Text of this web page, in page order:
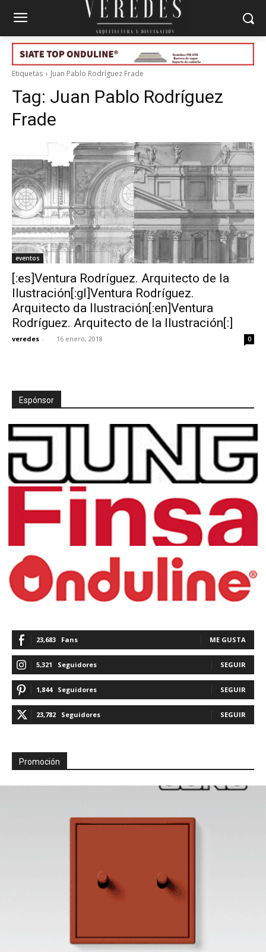
Etiquetas Juan Pablo Rodríguez Frade
Tag: Juan Pablo Rodríguez
Frade
eventos
[:es]Ventura Rodríguez. Arquitecto de la
Ilustración[:gl]Ventura Rodríguez.
Arquitecto da Ilustración[:en]Ventura
Rodríguez. Arquitecto de la Ilustración[:]
veredes - 16 enero, 2018 0
Espónsor
23,683 Fans ME GUSTA
5,321 Seguidores SEGUIR
1,844 Seguidores SEGUIR
23,782 Seguidores SEGUIR
Promoción